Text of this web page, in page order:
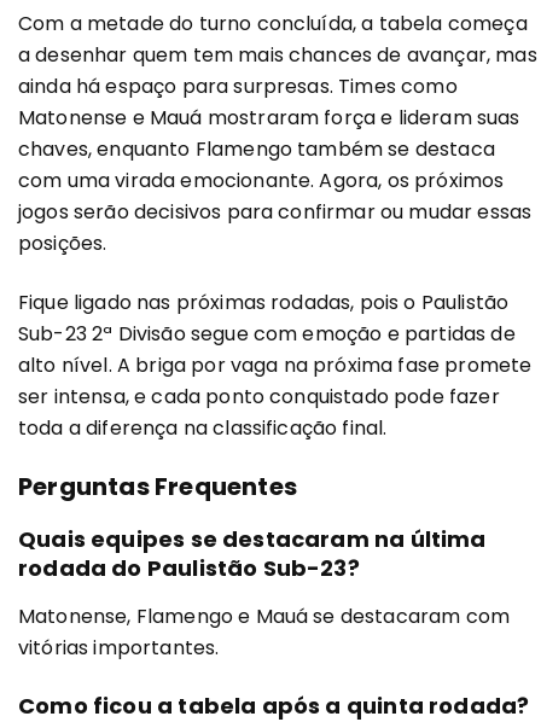
Com a metade do turno concluída, a tabela começa
a desenhar quem tem mais chances de avançar, mas
ainda há espaço para surpresas. Times como
Matonense e Mauá mostraram força e lideram suas
chaves, enquanto Flamengo também se destaca
com uma virada emocionante. Agora, os próximos
jogos serão decisivos para confirmar ou mudar essas
posições.
Fique ligado nas próximas rodadas, pois o Paulistão
Sub-23 2ª Divisão segue com emoção e partidas de
alto nível. A briga por vaga na próxima fase promete
ser intensa, e cada ponto conquistado pode fazer
toda a diferença na classificação final.
Perguntas Frequentes
Quais equipes se destacaram na última
rodada do Paulistão Sub-23?
Matonense, Flamengo e Mauá se destacaram com
vitórias importantes.
Como ficou a tabela após a quinta rodada?